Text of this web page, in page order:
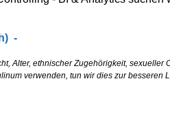
-
Alter, ethnischer Zugehörigkeit,
verwenden, tun wir dies zur besseren